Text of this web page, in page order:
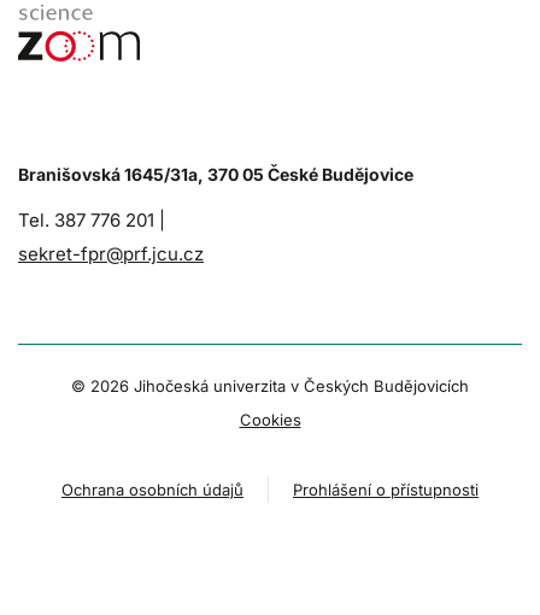
Branišovská 1645/31a, 370 05 České Budějovice
Tel. 387 776 201 |
sekret-fpr@prf.jcu.cz
© 2026 Jihočeská univerzita v Českých Budějovicích
Cookies
Ochrana osobních údajů Prohlášení o přístupnosti